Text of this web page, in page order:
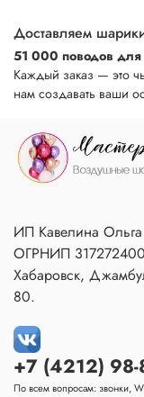
Доставляем
51 000 поводов для
Каждый заказ — это
нам создавать ваши
+7 (4212) 98-
По всем вопросам: звонки,
ИП Кавелина
ОГРНИП
Хабаровск,
80.